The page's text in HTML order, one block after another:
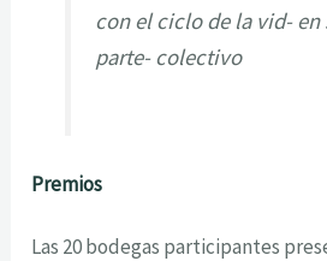
con el ciclo de la vid- en
parte- colectivo
Premios
Las 20 bodegas participantes